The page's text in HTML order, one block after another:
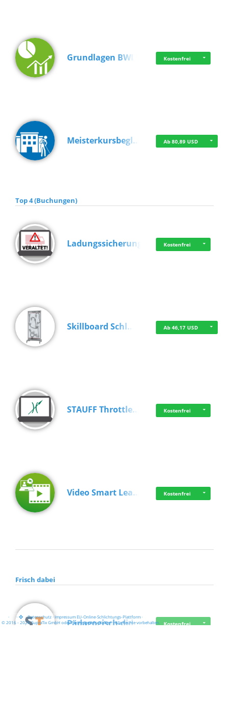
Grundlagen BWL Kostenfrei
Meisterkursbegl… Ab 80,89 USD
Top 4 (Buchungen)
Ladungssicherung Kostenfrei
Skillboard Schl… Ab 46,17 USD
STAUFF Throttle… Kostenfrei
Video Smart Lea… Kostenfrei
Frisch dabei
Pädagogisch-did… Kostenfrei
· · ·Datenschutz·Impressum EU-Online-Schlichtungs-Plattform·
© 2016 - 2026 SupraTix GmbH oder Partnergesellschaften - Alle Rechte vorbehalten.